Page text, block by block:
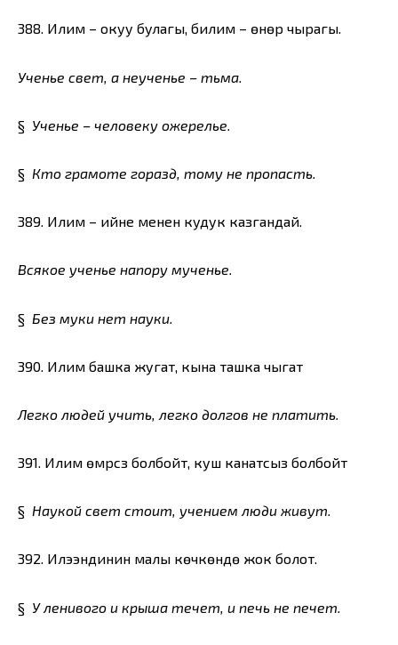
388. Илим – окуу булагы, билим – өнөр чырагы.
Ученье свет, а неученье – тьма.
§ Ученье – человеку ожерелье.
§ Кто грамоте горазд, тому не пропасть.
389. Илим – ийне менен кудук казгандай.
Всякое ученье напору мученье.
§ Без муки нет науки.
390. Илим башка жугат, кына ташка чыгат
Легко людей учить, легко долгов не платить.
391. Илим өмүрсүз болбойт, куш канатсыз болбойт
§ Наукой свет стоит, учением люди живут.
392. Илээндинин малы көчкөндө жок болот.
§ У ленивого и крыша течет, и печь не печет.